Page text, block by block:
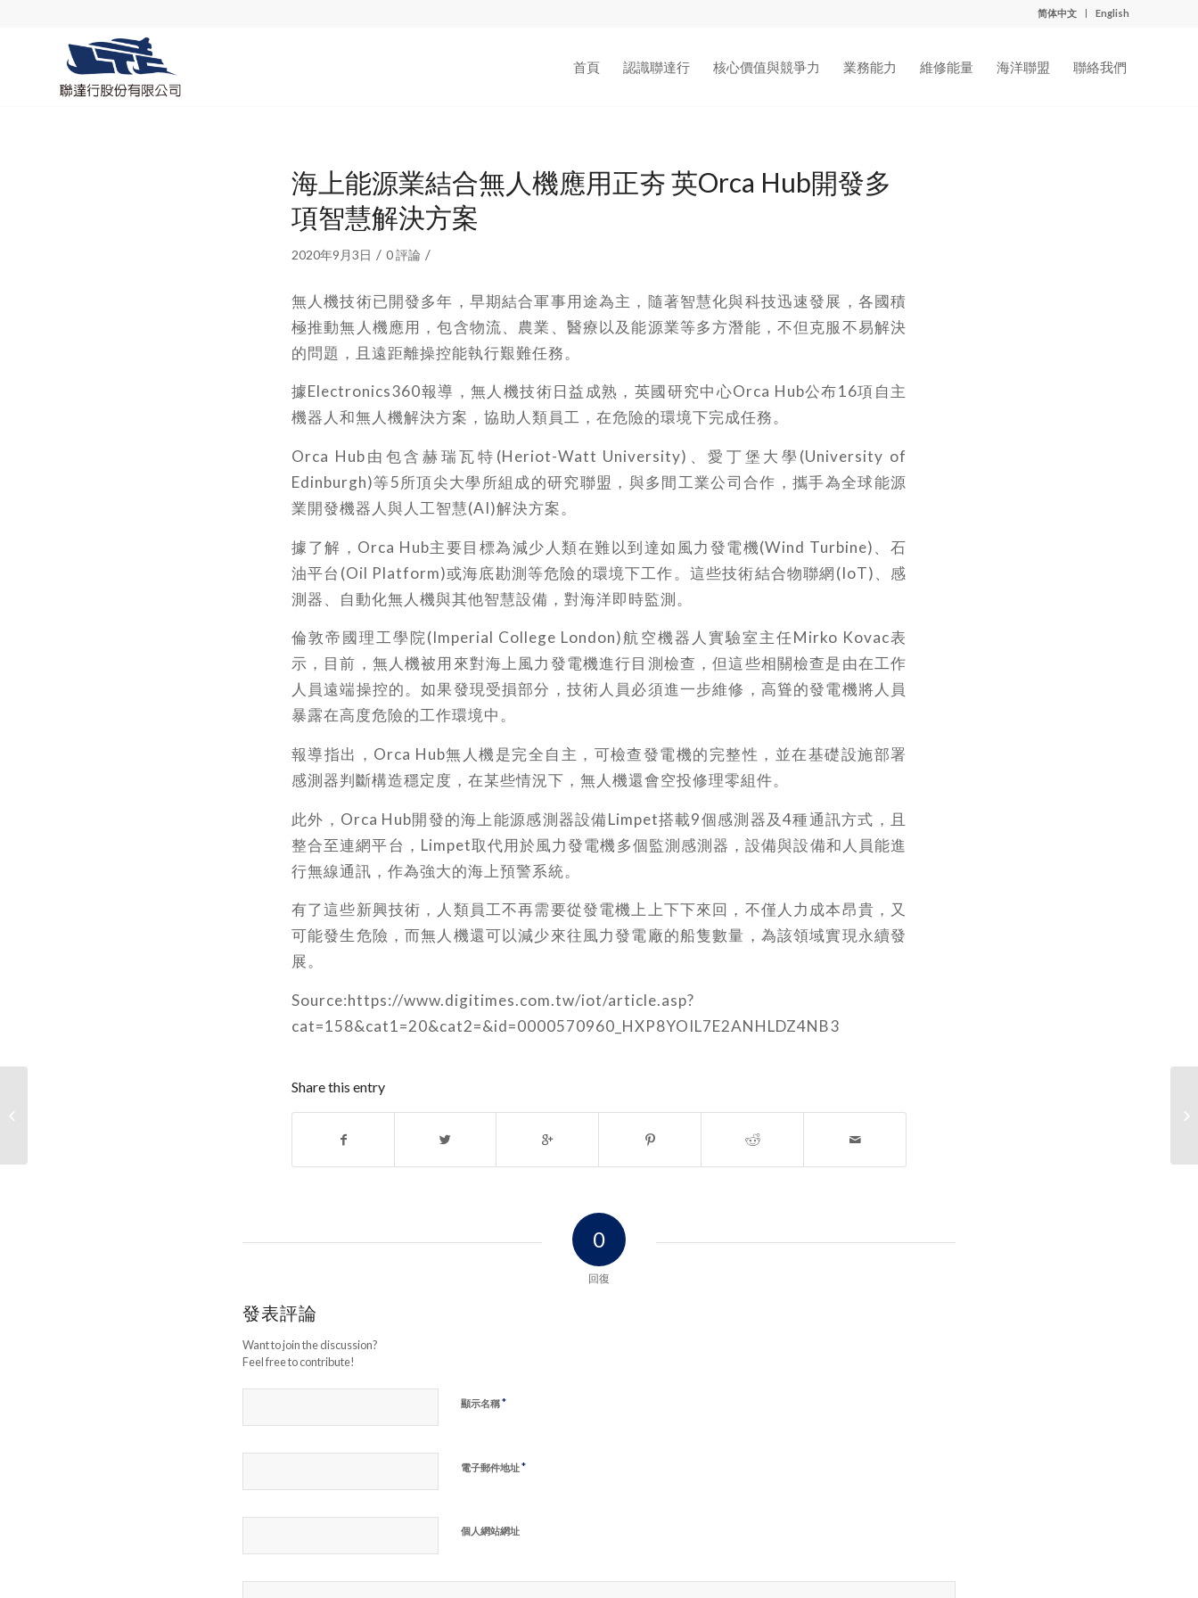
简体中文 English
首頁 認識聯達行 核心價值與競爭力 業務能力 維修能量 海洋聯盟 聯絡我們
海上能源業結合無人機應用正夯 英Orca Hub開發多
項智慧解決方案
2020年9月3日 / 0 評論 /
無人機技術已開發多年，早期結合軍事用途為主，隨著智慧化與科技迅速發展，各國積
極推動無人機應用，包含物流、農業、醫療以及能源業等多方潛能，不但克服不易解決
的問題，且遠距離操控能執行艱難任務。
據Electronics360報導，無人機技術日益成熟，英國研究中心Orca Hub公布16項自主
機器人和無人機解決方案，協助人類員工，在危險的環境下完成任務。
Orca Hub由包含赫瑞瓦特(Heriot-Watt University)、愛丁堡大學(University of
Edinburgh)等5所頂尖大學所組成的研究聯盟，與多間工業公司合作，攜手為全球能源
業開發機器人與人工智慧(AI)解決方案。
據了解，Orca Hub主要目標為減少人類在難以到達如風力發電機(Wind Turbine)、石
油平台(Oil Platform)或海底勘測等危險的環境下工作。這些技術結合物聯網(IoT)、感
測器、自動化無人機與其他智慧設備，對海洋即時監測。
倫敦帝國理工學院(Imperial College London)航空機器人實驗室主任Mirko Kovac表
示，目前，無人機被用來對海上風力發電機進行目測檢查，但這些相關檢查是由在工作
人員遠端操控的。如果發現受損部分，技術人員必須進一步維修，高聳的發電機將人員
暴露在高度危險的工作環境中。
報導指出，Orca Hub無人機是完全自主，可檢查發電機的完整性，並在基礎設施部署
感測器判斷構造穩定度，在某些情況下，無人機還會空投修理零組件。
此外，Orca Hub開發的海上能源感測器設備Limpet搭載9個感測器及4種通訊方式，且
整合至連網平台，Limpet取代用於風力發電機多個監測感測器，設備與設備和人員能進
行無線通訊，作為強大的海上預警系統。
有了這些新興技術，人類員工不再需要從發電機上上下下來回，不僅人力成本昂貴，又
可能發生危險，而無人機還可以減少來往風力發電廠的船隻數量，為該領域實現永續發
展。
Source:https://www.digitimes.com.tw/iot/article.asp?
cat=158&cat1=20&cat2=&id=0000570960_HXP8YOIL7E2ANHLDZ4NB3
Share this entry
0
回復
發表評論
Want to join the discussion?
Feel free to contribute!
顯示名稱*
電子郵件地址*
個人網站網址